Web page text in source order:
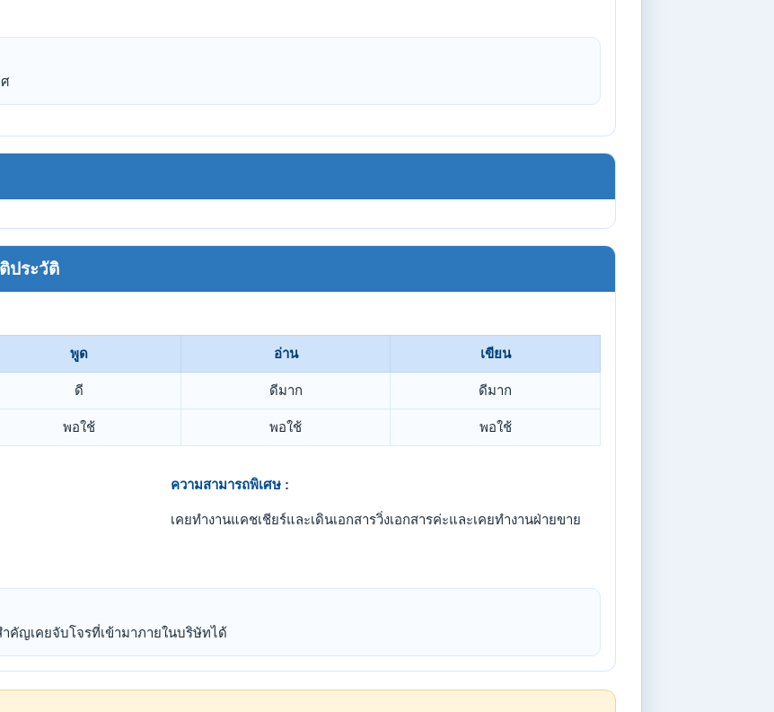
ประวัติ
พูด อ่าน เขียน
ดี ดีมาก ดีมาก
พอใช้ พอใช้ พอใช้
ความสามารถพิเศษ :
เคยทำงานแคชเชียร์และเดินเอกสารวิ่งเอกสารค่ะและเคยทำงานฝ่ายขาย
คัญเคยจับโจรที่เข้ามาภายในบริษัทได้